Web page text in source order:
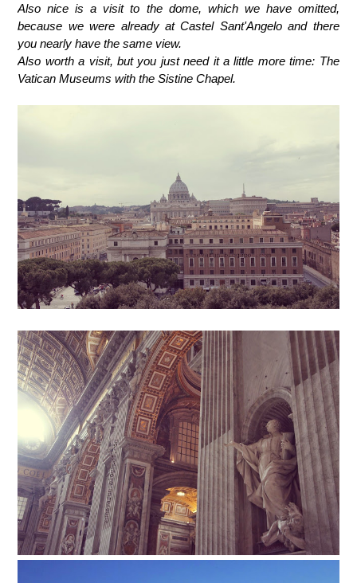
Also nice is a visit to the dome, which we have omitted,
because we were already at Castel Sant'Angelo and there
you nearly have the same view.
Also worth a visit, but you just need it a little more time: The
Vatican Museums with the Sistine Chapel.